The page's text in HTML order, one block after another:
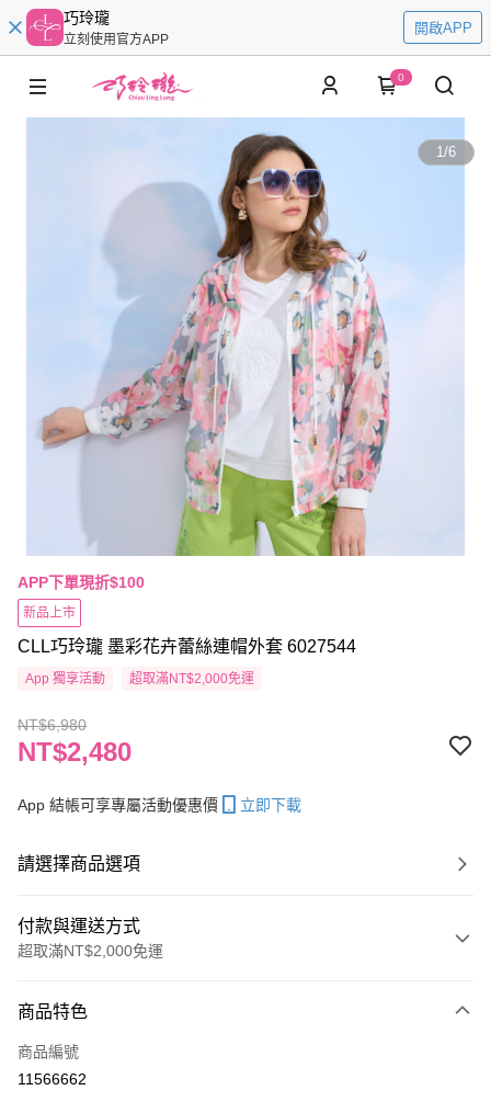
巧玲瓏
立刻使用官方APP
開啟APP
0
1/6
APP下單現折$100
新品上市
CLL巧玲瓏 墨彩花卉蕾絲連帽外套 6027544
App 獨享活動 超取滿NT$2,000免運
NT$6,980
NT$2,480
App 結帳可享專屬活動優惠價 立即下載
請選擇商品選項
付款與運送方式
超取滿NT$2,000免運
信用卡一次付款
信用卡分期付款
商品特色
商品編號
11566662